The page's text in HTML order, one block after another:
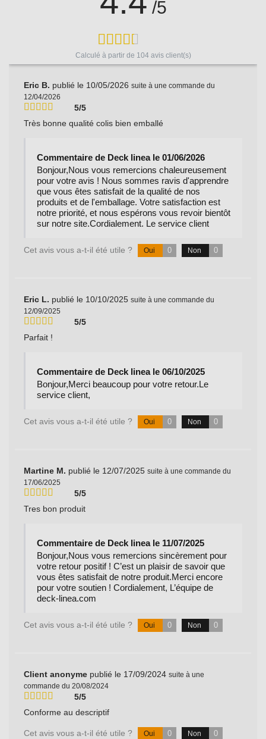
/5
Calculé à partir de 104avis client(s)
Eric B. publié le 10/05/2026 suite à une commande du
12/04/2026
5/5
Très bonne qualité colis bien emballé
Commentaire de Deck linea le 01/06/2026
Bonjour,Nous vous remercions chaleureusement
pour votre avis ! Nous sommes ravis d'apprendre
que vous êtes satisfait de la qualité de nos
produits et de l'emballage. Votre satisfaction est
notre priorité, et nous espérons vous revoir bientôt
sur notre site.Cordialement. Le service client
Cet avis vous a-t-il été utile ? Oui 0 Non 0
Eric L. publié le 10/10/2025 suite à une commande du
12/09/2025
5/5
Parfait !
Commentaire de Deck linea le 06/10/2025
Bonjour,Merci beaucoup pour votre retour.Le
service client,
Cet avis vous a-t-il été utile ? Oui 0 Non 0
Martine M. publié le 12/07/2025 suite à une commande du
17/06/2025
5/5
Tres bon produit
Commentaire de Deck linea le 11/07/2025
Bonjour,Nous vous remercions sincèrement pour
votre retour positif ! C’est un plaisir de savoir que
vous êtes satisfait de notre produit.Merci encore
pour votre soutien ! Cordialement, L’équipe de
deck-linea.com
Cet avis vous a-t-il été utile ? Oui 0 Non 0
Client anonyme publié le 17/09/2024 suite à une
commande du 20/08/2024
5/5
Conforme au descriptif
Cet avis vous a-t-il été utile ? Oui 0 Non 0